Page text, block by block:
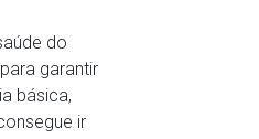
do
garantir
básica,
ir